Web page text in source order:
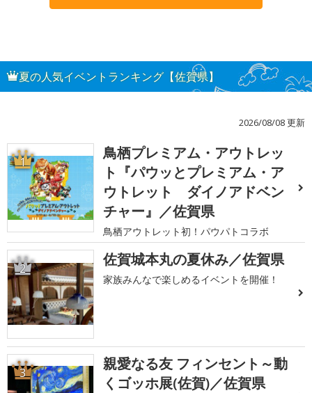
夏の人気イベントランキング【佐賀県】
2026/08/08 更新
1
鳥栖プレミアム・アウトレッ
ト『パウッとプレミアム・ア
ウトレット ダイノアドベン
チャー』／佐賀県
鳥栖アウトレット初！パウパトコラボ
2 佐賀城本丸の夏休み／佐賀県
家族みんなで楽しめるイベントを開催！
3
親愛なる友 フィンセント～動
くゴッホ展(佐賀)／佐賀県